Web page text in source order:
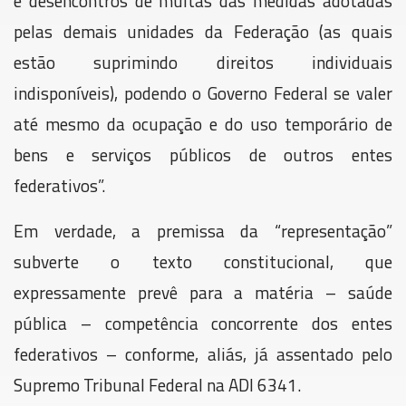
pelas demais unidades da Federação (as quais
estão suprimindo direitos individuais
indisponíveis), podendo o Governo Federal se valer
até mesmo da ocupação e do uso temporário de
bens e serviços públicos de outros entes
federativos”.
Em verdade, a premissa da “representação”
subverte o texto constitucional, que
expressamente prevê para a matéria – saúde
pública – competência concorrente dos entes
federativos – conforme, aliás, já assentado pelo
Supremo Tribunal Federal na ADI 6341.